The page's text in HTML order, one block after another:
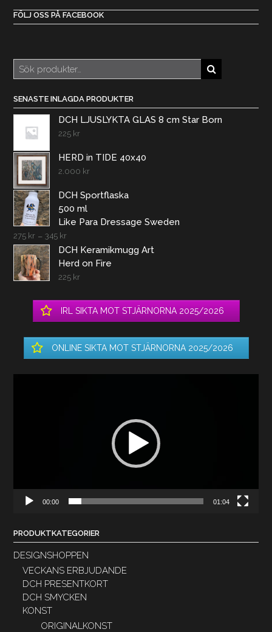
FÖLJ OSS PÅ FACEBOOK
Sök
efter:
SENASTE INLAGDA PRODUKTER
DCH LJUSLYKTA GLAS 8 cm Star Born
225 kr
HERD in TIDE 40x40
2.000 kr
DCH Sportflaska
500 ml
Like Para Dressage Sweden
275 kr – 345 kr
DCH Keramikmugg Art
Herd on Fire
225 kr
IRL SIKTA MOT STJÄRNORNA 2025/2026
ONLINE SIKTA MOT STJÄRNORNA 2025/2026
00:00 01:04
PRODUKTKATEGORIER
DESIGNSHOPPEN
VECKANS ERBJUDANDE
DCH PRESENTKORT
DCH SMYCKEN
KONST
ORIGINALKONST